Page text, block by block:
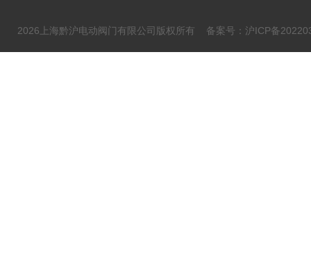
2026上海黔沪电动阀门有限公司版权所有 备案号：沪ICP备